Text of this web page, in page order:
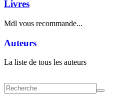
Livres
Mdl vous recommande...
Auteurs
La liste de tous les auteurs